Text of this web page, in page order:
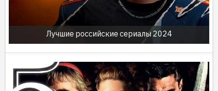
Лучшие российские сериалы 2024